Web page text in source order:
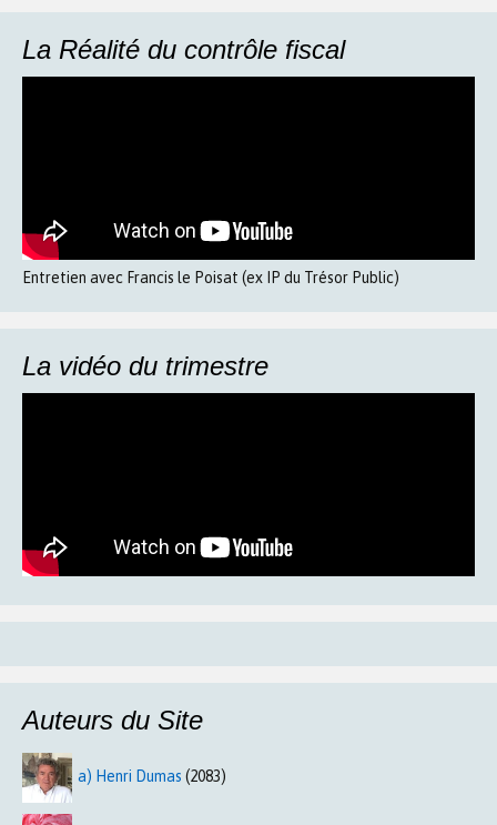
La Réalité du contrôle fiscal
Entretien avec Francis le Poisat (ex IP du Trésor Public)
La vidéo du trimestre
Auteurs du Site
a) Henri Dumas (2083)